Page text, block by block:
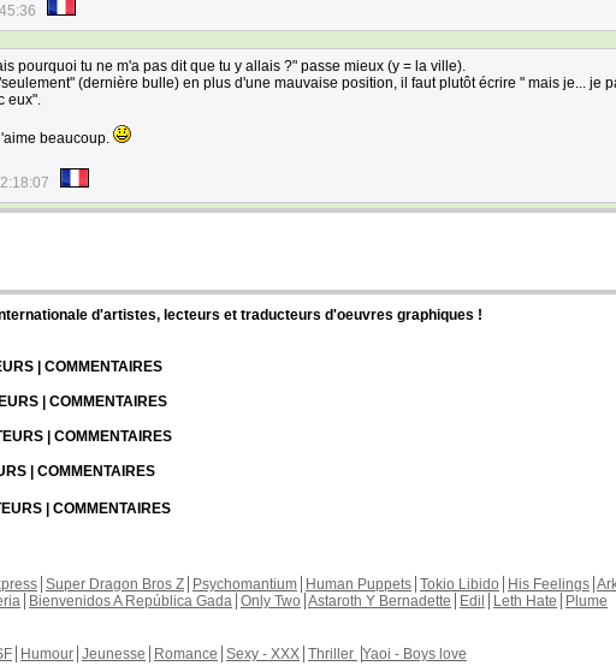
pourquoi tu ne m'a pas dit que tu y allais ?" passe mieux (y = la ville).
(dernière bulle) en plus d'une mauvaise position, il faut plutôt écrire " mais je... je
eux".
beaucoup.
d'artistes, lecteurs et traducteurs d'oeuvres graphiques !
| COMMENTAIRES
| COMMENTAIRES
| COMMENTAIRES
| COMMENTAIRES
| COMMENTAIRES
Super Dragon Bros Z Psychomantium Human Puppets Tokio Libido His Feelings
Bienvenidos A República Gada Only Two Astaroth Y Bernadette Edil Leth Hate
Plume
Humour Jeunesse Romance Sexy - XXX Thriller Yaoi - Boys love